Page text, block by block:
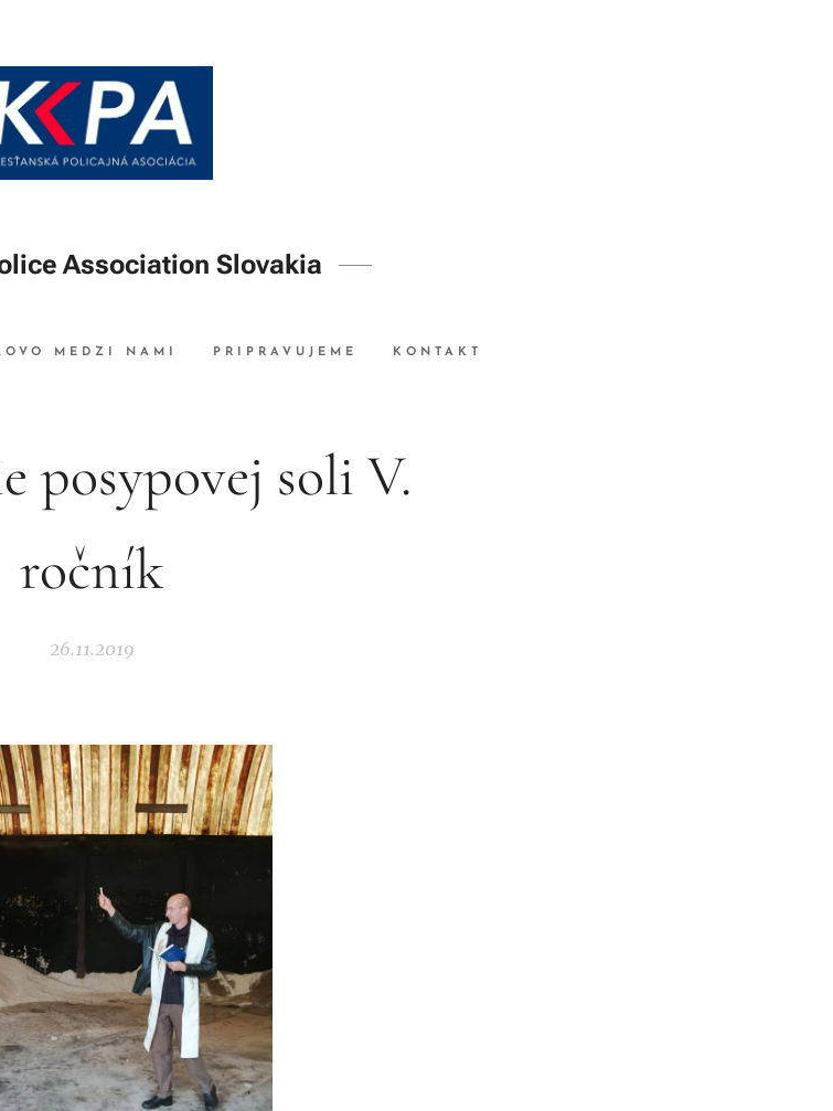
Association Slovakia
MEDZI NAMI PRIPRAVUJEME KONTAKT
posypovej soli V.
ročník
26.11.2019